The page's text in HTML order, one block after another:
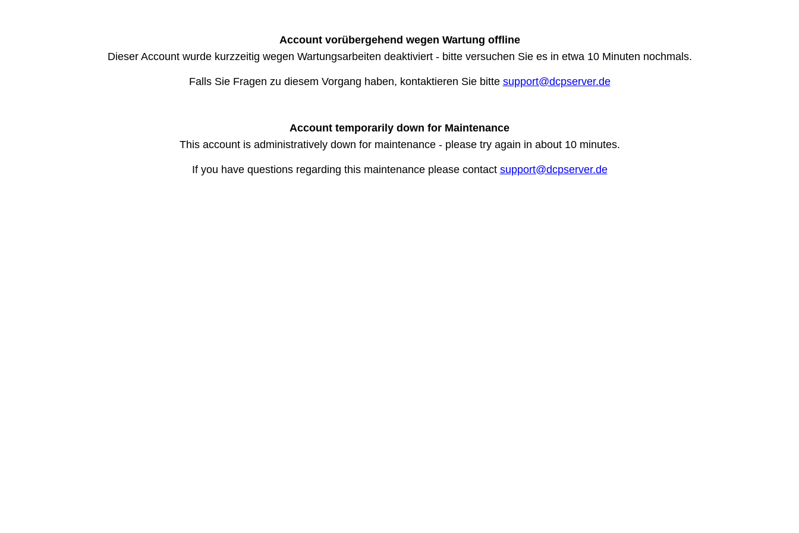
Account vorübergehend wegen Wartung offline
Dieser Account wurde kurzzeitig wegen Wartungsarbeiten deaktiviert - bitte versuchen Sie es in etwa 10 Minuten nochmals.
Falls Sie Fragen zu diesem Vorgang haben, kontaktieren Sie bitte support@dcpserver.de
Account temporarily down for Maintenance
This account is administratively down for maintenance - please try again in about 10 minutes.
If you have questions regarding this maintenance please contact support@dcpserver.de